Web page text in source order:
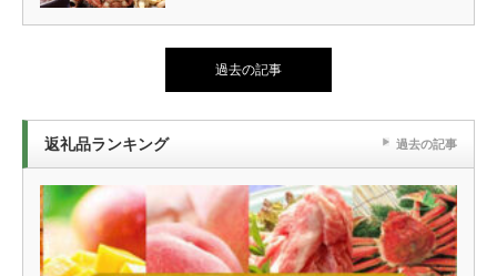
過去の記事
返礼品ランキング 過去の記事